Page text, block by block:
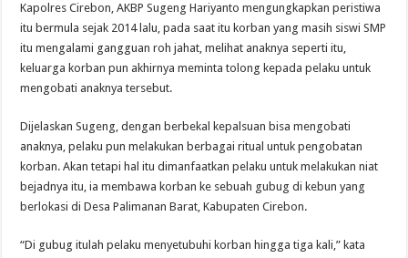
Kapolres Cirebon, AKBP Sugeng Hariyanto mengungkapkan peristiwa
itu bermula sejak 2014 lalu, pada saat itu korban yang masih siswi SMP
itu mengalami gangguan roh jahat, melihat anaknya seperti itu,
keluarga korban pun akhirnya meminta tolong kepada pelaku untuk
mengobati anaknya tersebut.
Dijelaskan Sugeng, dengan berbekal kepalsuan bisa mengobati
anaknya, pelaku pun melakukan berbagai ritual untuk pengobatan
korban. Akan tetapi hal itu dimanfaatkan pelaku untuk melakukan niat
bejadnya itu, ia membawa korban ke sebuah gubug di kebun yang
berlokasi di Desa Palimanan Barat, Kabupaten Cirebon.
“Di gubug itulah pelaku menyetubuhi korban hingga tiga kali,” kata